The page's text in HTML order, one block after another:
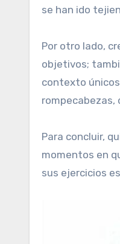
se han ido
Por otro lado,
objetivos;
contexto
rompecabezas,
Para concluir,
momentos en
sus ejercicios